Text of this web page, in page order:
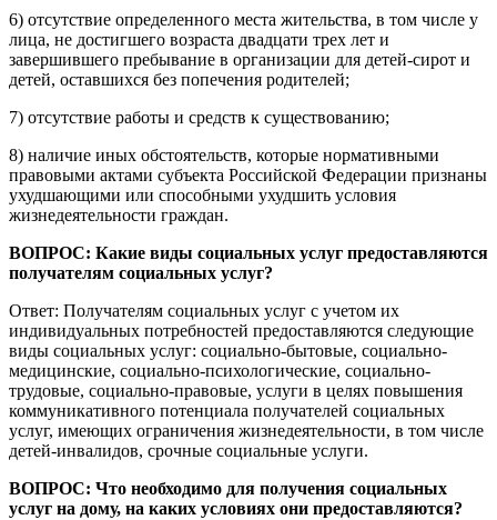
6) отсутствие определенного места жительства, в том числе у
лица, не достигшего возраста двадцати трех лет и
завершившего пребывание в организации для детей-сирот и
детей, оставшихся без попечения родителей;
7) отсутствие работы и средств к существованию;
8) наличие иных обстоятельств, которые нормативными
правовыми актами субъекта Российской Федерации признаны
ухудшающими или способными ухудшить условия
жизнедеятельности граждан.
ВОПРОС: Какие виды социальных услуг предоставляются
получателям социальных услуг?
Ответ: Получателям социальных услуг с учетом их
индивидуальных потребностей предоставляются следующие
виды социальных услуг: социально-бытовые, социально-
медицинские, социально-психологические, социально-
трудовые, социально-правовые, услуги в целях повышения
коммуникативного потенциала получателей социальных
услуг, имеющих ограничения жизнедеятельности, в том числе
детей-инвалидов, срочные социальные услуги.
ВОПРОС: Что необходимо для получения социальных
услуг на дому, на каких условиях они предоставляются?